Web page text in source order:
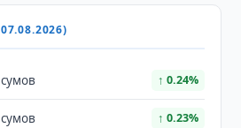
↑ 0.24%
↑ 0.23%